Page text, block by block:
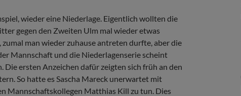
wieder eine Niederlage. Eigentlich wollten die
gegen den Zweiten Ulm mal wieder etwas
zumal man wieder zuhause antreten durfte, aber die
Mannschaft und die Niederlagen­­serie scheint
Die ersten Anzeichen dafür zeigten sich früh an den
So hatte es Sascha Mareck unerwartet mit
Mannschaftskollegen Matthias Kill zu tun. Dies